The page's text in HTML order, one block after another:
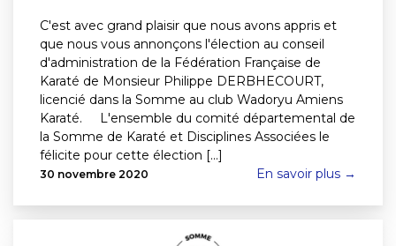
C'est avec grand plaisir que nous avons appris et
que nous vous annonçons l'élection au conseil
d'administration de la Fédération Française de
Karaté de Monsieur Philippe DERBHECOURT,
licencié dans la Somme au club Wadoryu Amiens
Karaté. L'ensemble du comité départemental de
la Somme de Karaté et Disciplines Associées le
félicite pour cette élection [...]
30 novembre 2020 En savoir plus →